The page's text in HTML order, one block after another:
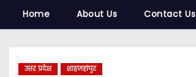
Home About Us Contact Us
उत्तर प्रदेश शाहजहांपुर